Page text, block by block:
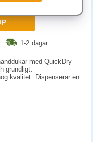
moms)
1-2 dagar
med QuickDry-
grundligt.
kvalitet. Dispenserar en